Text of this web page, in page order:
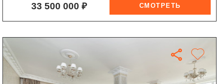
33 500 000 ₽